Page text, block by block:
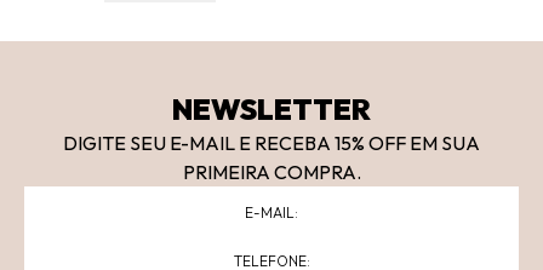
NEWSLETTER
DIGITE SEU E-MAIL E RECEBA 15% OFF EM SUA
PRIMEIRA COMPRA.